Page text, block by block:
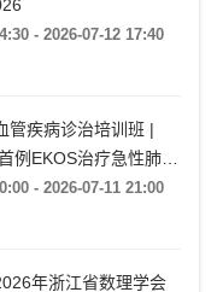
管疾病诊治培训班 |
例EKOS治疗急性肺栓